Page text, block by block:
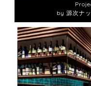
by 源次ナ